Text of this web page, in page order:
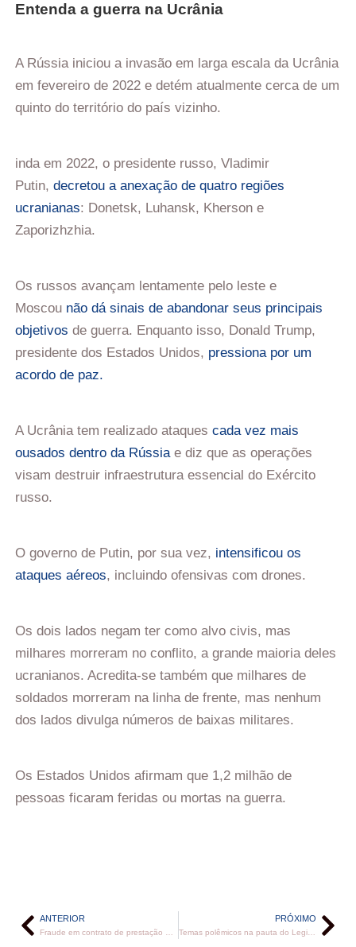
Entenda a guerra na Ucrânia
A Rússia iniciou a invasão em larga escala da Ucrânia
em fevereiro de 2022 e detém atualmente cerca de um
quinto do território do país vizinho.
inda em 2022, o presidente russo, Vladimir
Putin, decretou a anexação de quatro regiões
ucranianas: Donetsk, Luhansk, Kherson e
Zaporizhzhia.
Os russos avançam lentamente pelo leste e
Moscou não dá sinais de abandonar seus principais
objetivos de guerra. Enquanto isso, Donald Trump,
presidente dos Estados Unidos, pressiona por um
acordo de paz.
A Ucrânia tem realizado ataques cada vez mais
ousados dentro da Rússiae diz que as operações
visam destruir infraestrutura essencial do Exército
russo.
O governo de Putin, por sua vez, intensificou os
ataques aéreos, incluindo ofensivas com drones.
Os dois lados negam ter como alvo civis, mas
milhares morreram no conflito, a grande maioria deles
ucranianos. Acredita-se também que milhares de
soldados morreram na linha de frente, mas nenhum
dos lados divulga números de baixas militares.
Os Estados Unidos afirmam que 1,2 milhão de
pessoas ficaram feridas ou mortas na guerra.
ANTERIOR PRÓXIMO
Temas polêmicos na pauta do Legislativo esta semana